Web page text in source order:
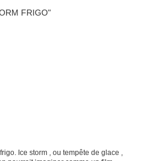
Ice storm , ou tempête de glace ,